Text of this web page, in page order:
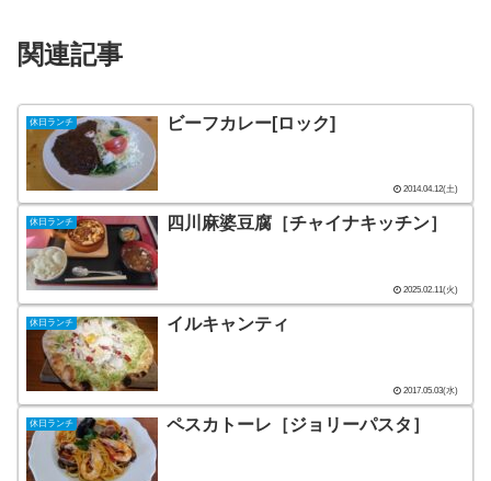
関連記事
休日ランチ ビーフカレー[ロック]
2014.04.12(土)
休日ランチ 四川麻婆豆腐［チャイナキッチン］
2025.02.11(火)
休日ランチ イルキャンティ
2017.05.03(水)
休日ランチ ペスカトーレ［ジョリーパスタ］